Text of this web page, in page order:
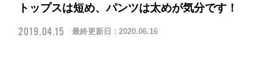
トップスは短め、パンツは太めが気分です！
2019.04.15
最終更新日 : 2020.06.16